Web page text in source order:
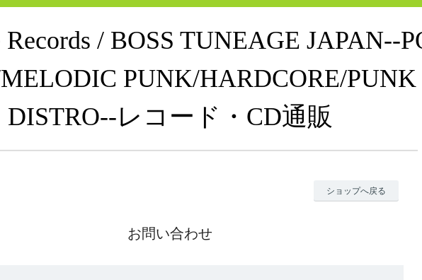
Records / BOSS TUNEAGE JAPAN--
PUNK/HARDCORE/PUNK
DISTRO--レコード・CD通販
ショップへ戻る
お問い合わせ